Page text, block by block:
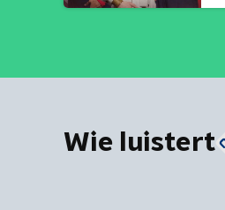
Wie luistert